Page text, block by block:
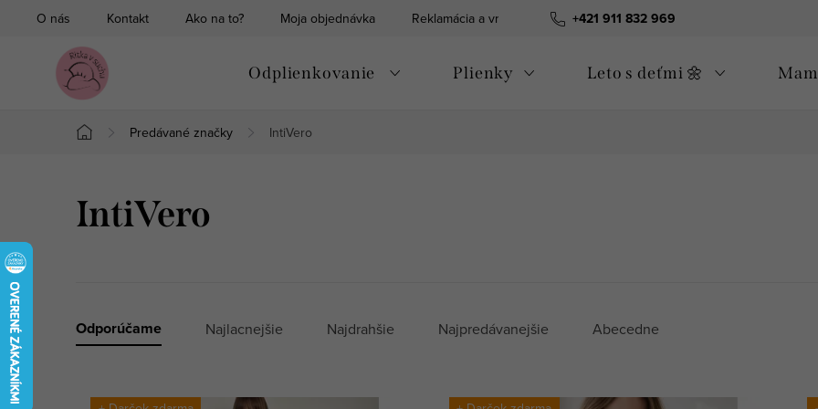
+421 911 832 969
O nás Kontakt Ako na to? Moja objednávka Reklamácia a vrátenie tovaru Všeobecné obchodné podmienky
Odplienkovanie Plienky Leto s deťmi 🌼
Domov
Predávané značky IntiVero
IntiVero
R
Odporúčame Najlacnejšie Najdrahšie Najpredávanejšie Abecedne
V